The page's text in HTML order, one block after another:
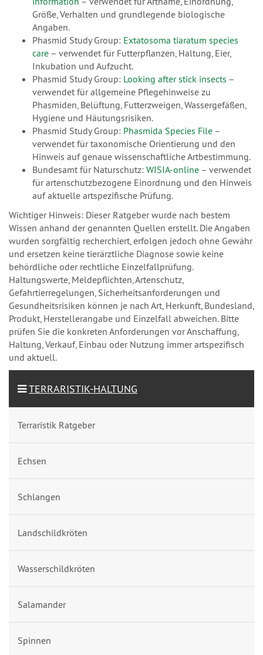
Größe, Verhalten und grundlegende biologische
Angaben.
Phasmid Study Group: Extatosoma tiaratum species
care – verwendet für Futterpflanzen, Haltung, Eier,
Inkubation und Aufzucht.
Phasmid Study Group: Looking after stick insects –
verwendet für allgemeine Pflegehinweise zu
Phasmiden, Belüftung, Futterzweigen, Wassergefäßen,
Hygiene und Häutungsrisiken.
Phasmid Study Group: Phasmida Species File –
verwendet für taxonomische Orientierung und den
Hinweis auf genaue wissenschaftliche Artbestimmung.
Bundesamt für Naturschutz: WISIA-online – verwendet
für artenschutzbezogene Einordnung und den Hinweis
auf aktuelle artspezifische Prüfung.
Wichtiger Hinweis: Dieser Ratgeber wurde nach bestem
Wissen anhand der genannten Quellen erstellt. Die Angaben
wurden sorgfältig recherchiert, erfolgen jedoch ohne Gewähr
und ersetzen keine tierärztliche Diagnose sowie keine
behördliche oder rechtliche Einzelfallprüfung.
Haltungswerte, Meldepflichten, Artenschutz,
Gefahrtierregelungen, Sicherheitsanforderungen und
Gesundheitsrisiken können je nach Art, Herkunft, Bundesland,
Produkt, Herstellerangabe und Einzelfall abweichen. Bitte
prüfen Sie die konkreten Anforderungen vor Anschaffung,
Haltung, Verkauf, Einbau oder Nutzung immer artspezifisch
und aktuell.
TERRARISTIK-HALTUNG
Terraristik Ratgeber
Echsen
Schlangen
Landschildkröten
Wasserschildkröten
Salamander
Spinnen